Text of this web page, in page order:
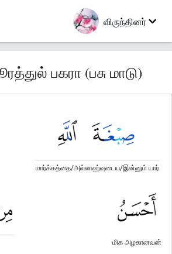
விருந்தினர்
பகரா (பசு மாடு)
மார்க்கத்தை/அல்லாஹ்வுடைய/இன்னும் யார்
மிக அழகானவன்